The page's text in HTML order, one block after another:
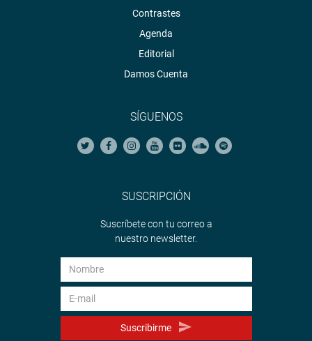
Contrastes
Agenda
Editorial
Damos Cuenta
SÍGUENOS
SUSCRIPCIÓN
Suscríbete con tu correo a
nuestro newsletter.
Suscribirme